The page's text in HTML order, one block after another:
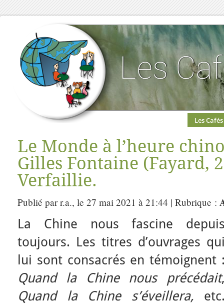
Les Cafés
Le Monde à l’heure
Gilles Fontaine (Fayard,
Verfaillie.
Publié par r.a., le 27 mai 2021 à 21:44 | Rubrique :
La Chine nous fascine
toujours. Les titres d’ouvrages
lui sont consacrés en témoignent
Quand la Chine nous précédait
Quand la Chine s’éveillera,